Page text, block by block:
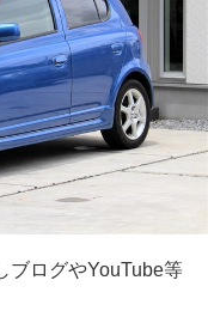
ブログやYouTube等